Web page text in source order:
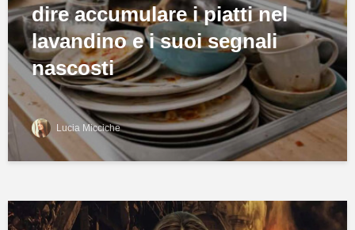
dire accumulare i piatti nel
lavandino e i suoi segnali
nascosti
Lucia Micciche